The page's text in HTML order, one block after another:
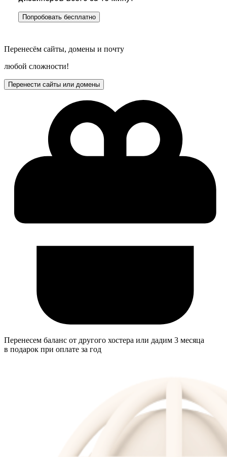
Попробовать бесплатно
Перенесём сайты, домены и почту
любой сложности!
Перенести сайты или домены
Перенесем баланс от другого хостера или дадим 3 месяца
в подарок при оплате за год